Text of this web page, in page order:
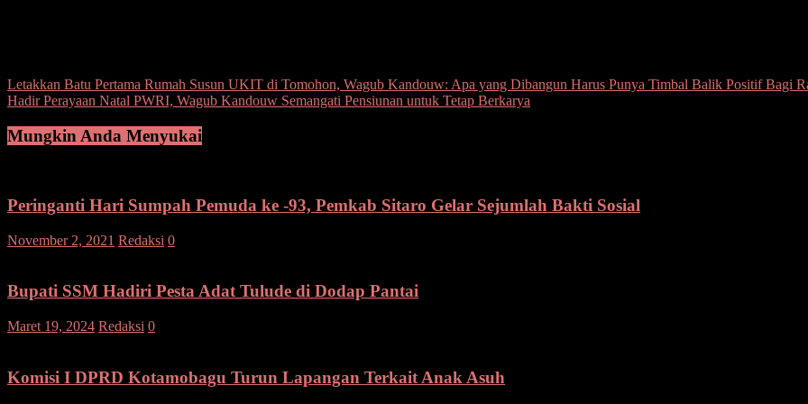
Navigasi
pos
Letakkan Batu Pertama Rumah Susun UKIT di Tomohon, Wagub Kandouw: Apa yang Dibangun Harus Punya Timbal Balik Positif Bagi
Hadir Perayaan Natal PWRI, Wagub Kandouw Semangati Pensiunan untuk Tetap Berkarya
Mungkin Anda Menyukai
Peringanti Hari Sumpah Pemuda ke -93, Pemkab Sitaro Gelar Sejumlah Bakti Sosial
November 2, 2021 Redaksi 0
Bupati SSM Hadiri Pesta Adat Tulude di Dodap Pantai
Maret 19, 2024 Redaksi 0
Komisi I DPRD Kotamobagu Turun Lapangan Terkait Anak Asuh